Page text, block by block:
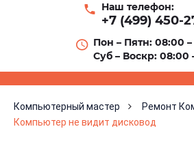
Наш телефон:
+7 (499) 450-
Пон – Пятн: 08:00 –
Суб – Воскр: 08:00
Компьютерный мастер
Ремонт
Компьютер не видит дисковод